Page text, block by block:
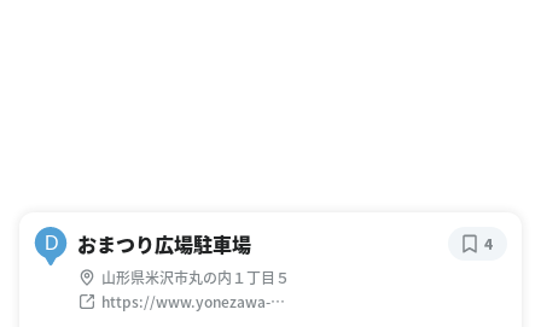
D おまつり広場駐車場
山形県米沢市丸の内１丁目５
https://www.yonezawa-
4